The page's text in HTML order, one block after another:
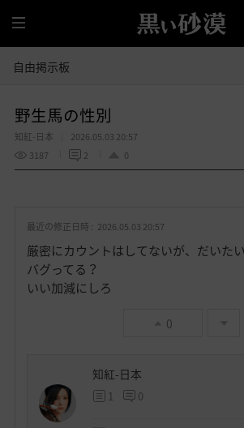
全
体
自由掲示板
野生馬の性別
知紅-日本
2026.05.03 20:57
3187
2 0
最近の修正日時 : 2026.05.03 20:57
厳密にカウントはしてないが、だいた
バグってる？
いい加減にしろ
0
知紅-日本
1 0